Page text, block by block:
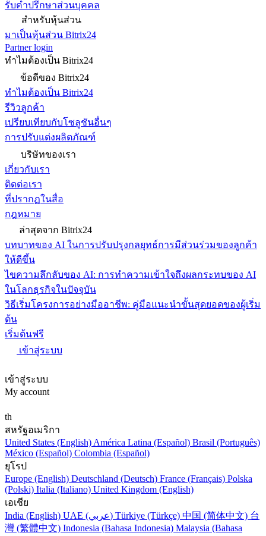
รับคำปรึกษาส่วนบุคคล
สำหรับหุ้นส่วน
มาเป็นหุ้นส่วน Bitrix24
Partner login
ทำไมต้องเป็น Bitrix24
ข้อดีของ Bitrix24
ทำไมต้องเป็น Bitrix24
รีวิวลูกค้า
เปรียบเทียบกับโซลูชันอื่นๆ
การปรับแต่งผลิตภัณฑ์
บริษัทของเรา
เกี่ยวกับเรา
ติดต่อเรา
ที่ปรากฏในสื่อ
กฎหมาย
ล่าสุดจาก Bitrix24
บทบาทของ AI ในการปรับปรุงกลยุทธ์การมีส่วนร่วมของลูกค้า
ให้ดีขึ้น
ไขความลึกลับของ AI: การทำความเข้าใจถึงผลกระทบของ AI
ในโลกธุรกิจในปัจจุบัน
วิธีเริ่มโครงการอย่างมืออาชีพ: คู่มือแนะนำขั้นสุดยอดของผู้เริ่ม
ต้น
เริ่มต้นฟรี
เข้าสู่ระบบ
เข้าสู่ระบบ
My account
th
สหรัฐอเมริกา
United States (English) América Latina (Español) Brasil (Português)
México (Español) Colombia (Español)
ยุโรป
Europe (English) Deutschland (Deutsch) France (Français) Polska
(Polski) Italia (Italiano) United Kingdom (English)
เอเชีย
India (English)
UAE (عربي) Türkiye (Türkçe) 中国 (简体中文) 台
灣 (繁體中文) Indonesia (Bahasa Indonesia) Malaysia (Bahasa